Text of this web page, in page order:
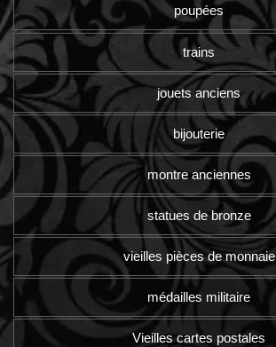
poupées
trains
jouets anciens
bijouterie
montre anciennes
statues de bronze
vieilles pièces de monnaie
médailles militaire
Vieilles cartes postales